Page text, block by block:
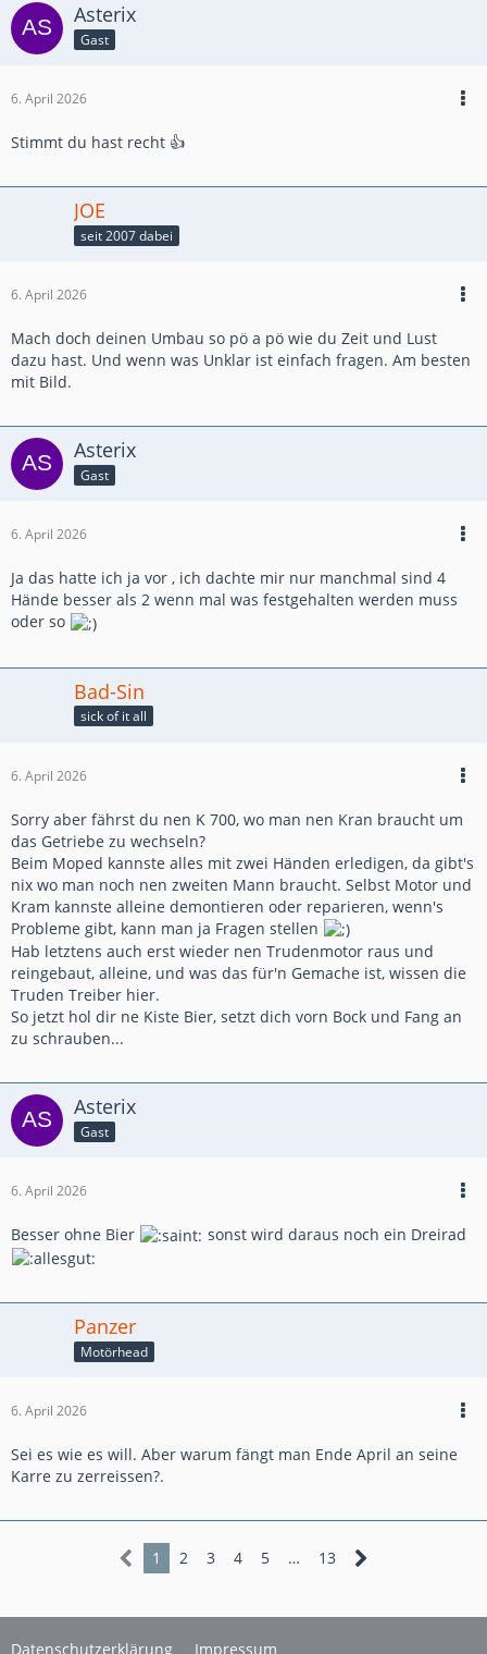
Asterix
Gast
6. April 2026
Stimmt du hast recht 👍
JOE
seit 2007 dabei
6. April 2026
Mach doch deinen Umbau so pö a pö wie du Zeit und Lust
dazu hast. Und wenn was Unklar ist einfach fragen. Am besten
mit Bild.
Asterix
Gast
6. April 2026
Ja das hatte ich ja vor , ich dachte mir nur manchmal sind 4
Hände besser als 2 wenn mal was festgehalten werden muss
oder so
Bad-Sin
sick of it all
6. April 2026
Sorry aber fährst du nen K 700, wo man nen Kran braucht um
das Getriebe zu wechseln?
Beim Moped kannste alles mit zwei Händen erledigen, da gibt's
nix wo man noch nen zweiten Mann braucht. Selbst Motor und
Kram kannste alleine demontieren oder reparieren, wenn's
Probleme gibt, kann man ja Fragen stellen
Hab letztens auch erst wieder nen Trudenmotor raus und
reingebaut, alleine, und was das für'n Gemache ist, wissen die
Truden Treiber hier.
So jetzt hol dir ne Kiste Bier, setzt dich vorn Bock und Fang an
zu schrauben...
Asterix
Gast
6. April 2026
Besser ohne Bier sonst wird daraus noch ein Dreirad
Panzer
Motörhead
6. April 2026
Sei es wie es will. Aber warum fängt man Ende April an seine
Karre zu zerreissen?.
1 2 3 4 5 … 13
Datenschutzerklärung Impressum